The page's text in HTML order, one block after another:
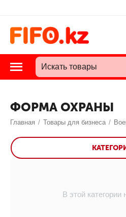
ФОРМА ОХРАНЫ
Главная / Товары для бизнеса /
В этой категории